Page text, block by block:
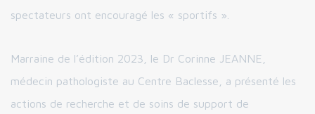
spectateurs ont encouragé les « sportifs ».
Marraine de l’édition 2023, le Dr Corinne JEANNE,
médecin pathologiste au Centre Baclesse, a présenté les
actions de recherche et de soins de support de